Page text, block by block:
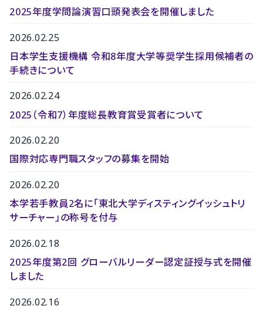
2025年度学問論演習口頭発表会を開催しました
2026.02.25
日本学生支援機構 令和8年度大学等奨学生採用候補者の
手続きについて
2026.02.24
2025（令和7）年度総長教育賞受賞者について
2026.02.20
国際対応専門職スタッフの募集を開始
2026.02.20
本学若手教員2名に「東北大学ディスティングイッシュトリ
サーチャー」の称号を付与
2026.02.18
2025年度第2回 グローバルリーダー認定証授与式を開催
しました
2026.02.16